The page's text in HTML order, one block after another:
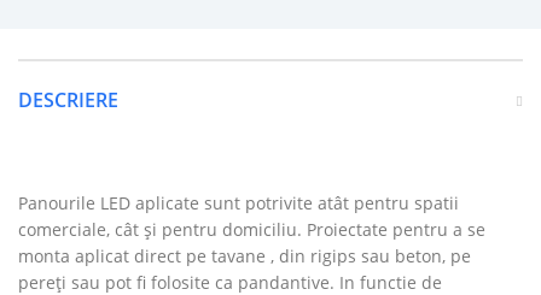
DESCRIERE
Panourile LED aplicate sunt potrivite atât pentru spatii
comerciale, cât și pentru domiciliu. Proiectate pentru a se
monta aplicat direct pe tavane , din rigips sau beton, pe
pereți sau pot fi folosite ca pandantive. In functie de